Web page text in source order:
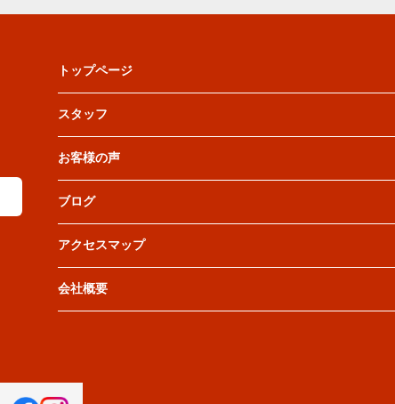
トップページ
スタッフ
お客様の声
ブログ
アクセスマップ
会社概要